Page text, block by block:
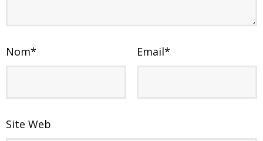
Nom* Email*
Site Web